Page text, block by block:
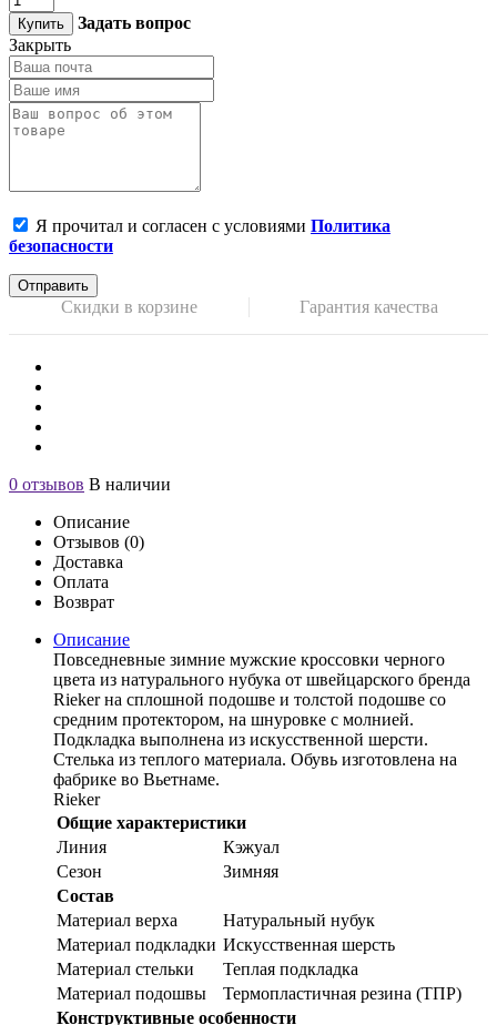
Купить
Задать вопрос
Закрыть
Я прочитал и согласен с условиями Политика
безопасности
Отправить
Скидки в корзине Гарантия качества
0 отзывов В наличии
Описание
Отзывов (0)
Доставка
Оплата
Возврат
Описание
Повседневные зимние мужские кроссовки черного
цвета из натурального нубука от швейцарского бренда
Rieker на сплошной подошве и толстой подошве со
средним протектором, на шнуровке с молнией.
Подкладка выполнена из искусственной шерсти.
Стелька из теплого материала. Обувь изготовлена на
фабрике во Вьетнаме.
Rieker
Общие характеристики
Линия
Кэжуал
Сезон
Зимняя
Состав
Материал верха
Натуральный нубук
Материал подкладки Искусственная шерсть
Материал стельки
Теплая подкладка
Материал подошвы
Термопластичная резина (ТПР)
Конструктивные особенности